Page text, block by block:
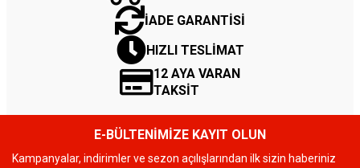
İADE GARANTİSİ
HIZLI TESLİMAT
12 AYA VARAN
TAKSİT
E-BÜLTENİMİZE KAYIT OLUN
Kampanyalar, indirimler ve sezon açılışlarından ilk sizin haberiniz